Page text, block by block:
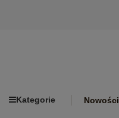
Kategorie Nowości